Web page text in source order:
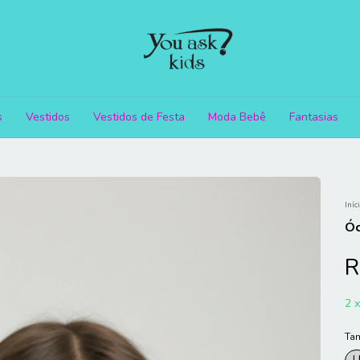
Vestidos Vestidos de Festa Moda Bebê Fantasias
2